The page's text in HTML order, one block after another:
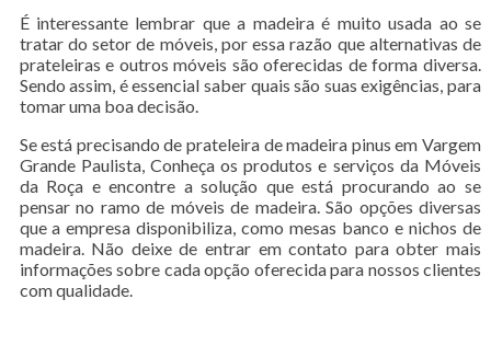
É interessante lembrar que a madeira é muito usada ao se
tratar do setor de móveis, por essa razão que alternativas de
prateleiras e outros móveis são oferecidas de forma diversa.
Sendo assim, é essencial saber quais são suas exigências, para
tomar uma boa decisão.
Se está precisando de prateleira de madeira pinus em Vargem
Grande Paulista, Conheça os produtos e serviços da Móveis
da Roça e encontre a solução que está procurando ao se
pensar no ramo de móveis de madeira. São opções diversas
que a empresa disponibiliza, como mesas banco e nichos de
madeira. Não deixe de entrar em contato para obter mais
informações sobre cada opção oferecida para nossos clientes
com qualidade.